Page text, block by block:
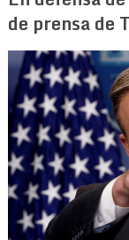
de prensa de